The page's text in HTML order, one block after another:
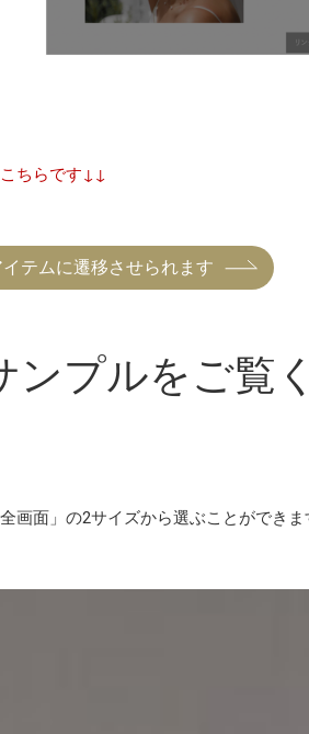
ちらです↓↓
テムに遷移させられます
ンプルをご覧
面」の2サイズから選ぶことができま